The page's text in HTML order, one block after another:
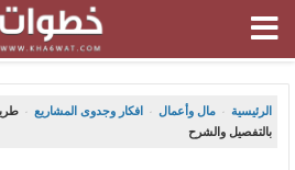
الرئيسية ، مال وأعمال ، افكار وجدوى المشاريع ،
بالتفصيل والشرح